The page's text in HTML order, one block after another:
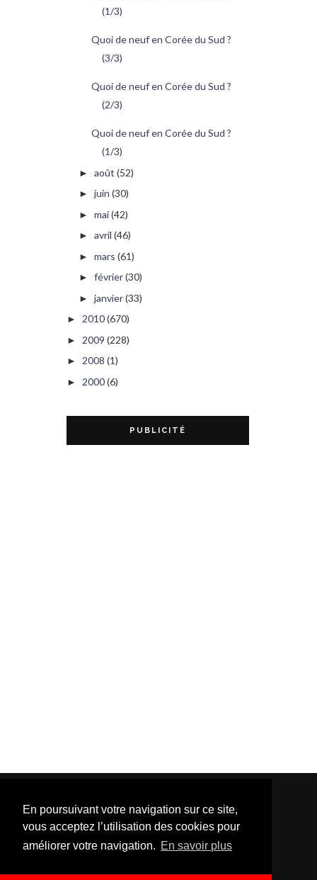
En poursuivant votre navigation sur ce site,
vous acceptez l’utilisation des cookies pour
améliorer votre navigation. En savoir plus
(1/3)
Quoi de neuf en Corée du Sud ?
(3/3)
Quoi de neuf en Corée du Sud ?
(2/3)
Quoi de neuf en Corée du Sud ?
(1/3)
► août (52)
► juin (30)
► mai(42)
► avril (46)
► mars (61)
► février(30)
► janvier(33)
► 2010(670)
► 2009 (228)
► 2008 (1)
► 2000(6)
PUBLICITÉ
Template Created By :ThemeXpose| Distributed By